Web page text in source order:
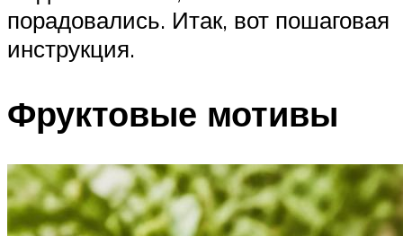
порадовались. Итак, вот пошаговая
инструкция.
Фруктовые мотивы